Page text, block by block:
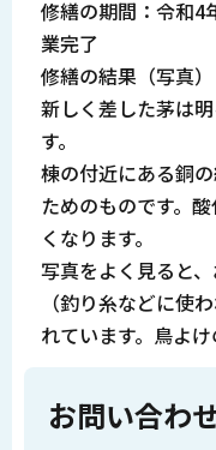
修繕の期間：令和4
業完了
修繕の結果（写真
新しく差した茅は
す。
棟の付近にある銅
ためのものです。
くなります。
写真をよく見ると
（釣り糸などに使
れています。鳥よけ
お問い合わ